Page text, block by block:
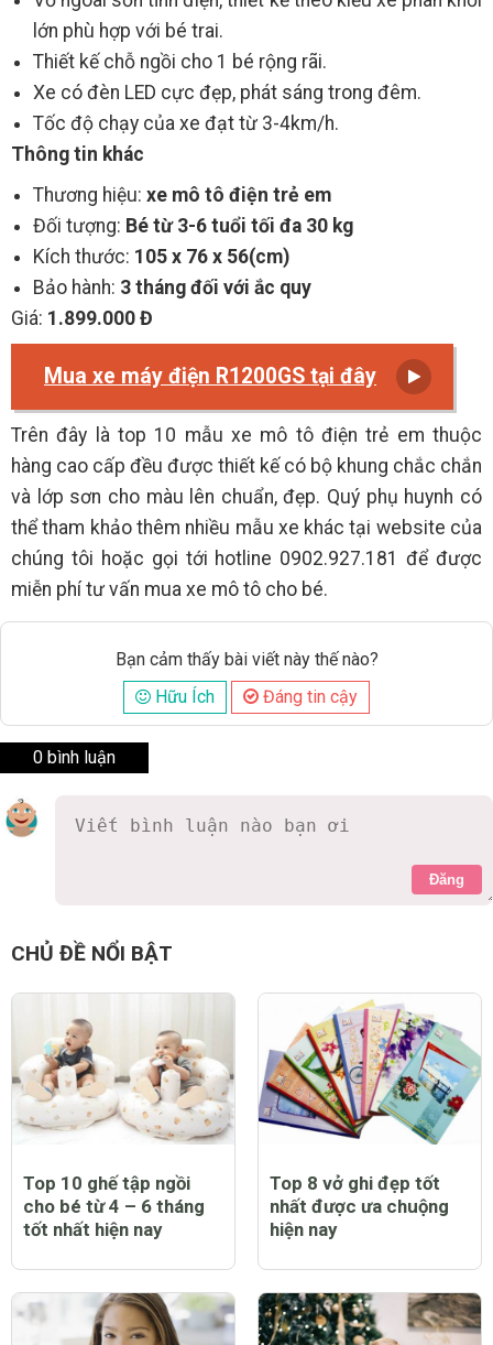
lớn phù hợp với bé trai.
Thiết kế chỗ ngồi cho 1 bé rộng rãi.
Xe có đèn LED cực đẹp, phát sáng trong đêm.
Tốc độ chạy của xe đạt từ 3-4km/h.
Thông tin khác
Thương hiệu: xe mô tô điện trẻ em
Đối tượng: Bé từ 3-6 tuổi tối đa 30 kg
Kích thước: 105 x 76 x 56(cm)
Bảo hành: 3 tháng đối với ắc quy
Giá: 1.899.000 Đ
Mua xe máy điện R1200GS tại đây
Trên đây là top 10 mẫu xe mô tô điện trẻ em thuộc
hàng cao cấp đều được thiết kế có bộ khung chắc chắn
và lớp sơn cho màu lên chuẩn, đẹp. Quý phụ huynh có
thể tham khảo thêm nhiều mẫu xe khác tại website của
chúng tôi hoặc gọi tới hotline 0902.927.181 để được
miễn phí tư vấn mua xe mô tô cho bé.
Bạn cảm thấy bài viết này thế nào?
Hữu Ích
Đáng tin cậy
0 bình luận
Đăng
CHỦ ĐỀ NỔI BẬT
Top 10 ghế tập ngồi
cho bé từ 4 – 6 tháng
tốt nhất hiện nay
Top 8 vở ghi đẹp tốt
nhất được ưa chuộng
hiện nay